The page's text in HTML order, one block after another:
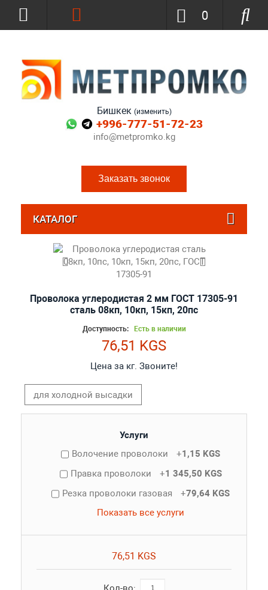
Бишкек (изменить)
+996-777-51-72-23
info@metpromko.kg
Заказать звонок
0
КАТАЛОГ
Проволока углеродистая 2 мм ГОСТ 17305-91
сталь 08кп, 10кп, 15кп, 20пс
Доступность: Есть в наличии
76,51 KGS
Цена за кг. Звоните!
для холодной высадки
Услуги
Волочение проволоки
+1,15 KGS
Правка проволоки
+1 345,50 KGS
Резка проволоки газовая
+79,64 KGS
Показать все услуги
76,51 KGS